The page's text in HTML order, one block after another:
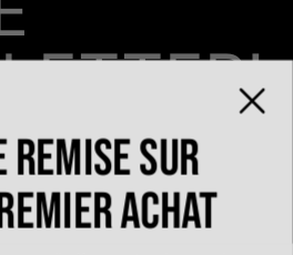
remise sur
achat